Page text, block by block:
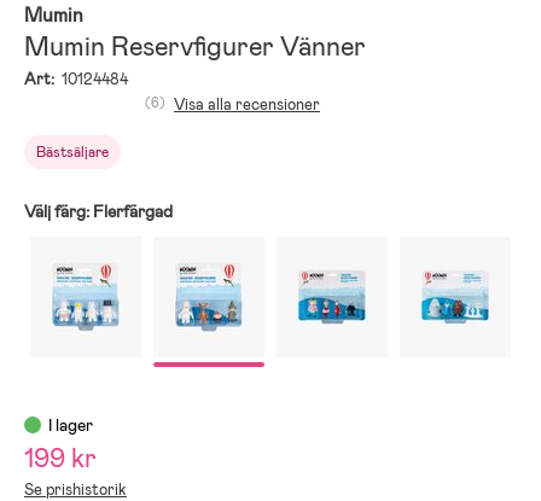
Mumin
Mumin Reservfigurer Vänner
Art: 10124484
Bästsäljare
(6) Visa alla recensioner
Välj färg: Flerfärgad
I lager
199 kr
Se prishistorik